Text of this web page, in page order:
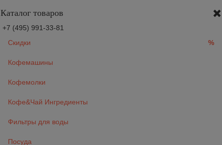
Каталог товаров
+7 (495) 991-33-81
Скидки
%
Кофемашины
Кофемолки
Кофе&Чай Ингредиенты
Фильтры для воды
Посуда